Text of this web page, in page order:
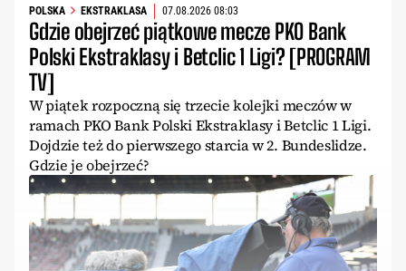
POLSKA EKSTRAKLASA 07.08.2026 08:03
Gdzie obejrzeć piątkowe mecze PKO Bank
Polski Ekstraklasy i Betclic 1 Ligi? [PROGRAM
TV]
W piątek rozpoczną się trzecie kolejki meczów w
ramach PKO Bank Polski Ekstraklasy i Betclic 1 Ligi.
Dojdzie też do pierwszego starcia w 2. Bundeslidze.
Gdzie je obejrzeć?